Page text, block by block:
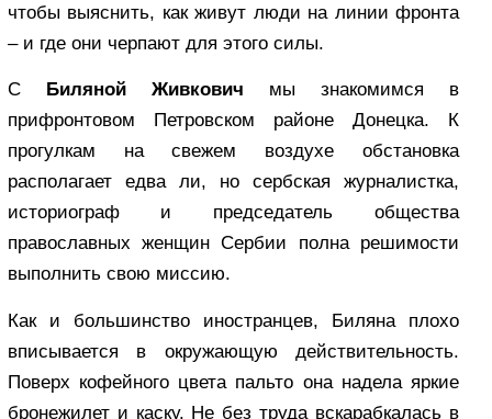
чтобы выяснить, как живут люди на линии фронта
– и где они черпают для этого силы.
С Биляной Живкович мы знакомимся в
прифронтовом Петровском районе Донецка. К
прогулкам на свежем воздухе обстановка
располагает едва ли, но сербская журналистка,
историограф и председатель общества
православных женщин Сербии полна решимости
выполнить свою миссию.
Как и большинство иностранцев, Биляна плохо
вписывается в окружающую действительность.
Поверх кофейного цвета пальто она надела яркие
бронежилет и каску. Не без труда вскарабкалась в